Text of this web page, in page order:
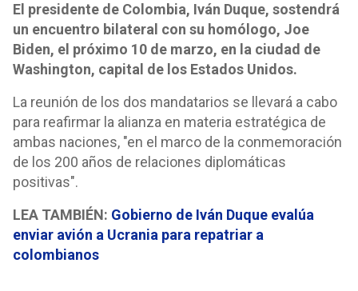
El presidente de Colombia, Iván Duque, sostendrá
un encuentro bilateral con su homólogo, Joe
Biden, el próximo 10 de marzo, en la ciudad de
Washington, capital de los Estados Unidos.
La reunión de los dos mandatarios se llevará a cabo
para reafirmar la alianza en materia estratégica de
ambas naciones, "en el marco de la conmemoración
de los 200 años de relaciones diplomáticas
positivas".
LEA TAMBIÉN: Gobierno de Iván Duque evalúa
enviar avión a Ucrania para repatriar a
colombianos